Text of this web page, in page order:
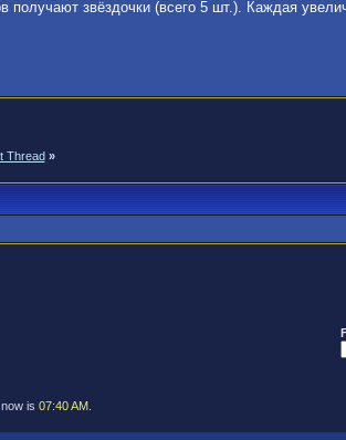
звёздочки (всего 5 шт.). Каждая
Thread »
is 07:40 AM.